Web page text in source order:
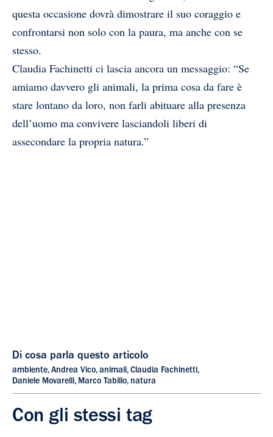
questa occasione dovrà dimostrare il suo coraggio e
confrontarsi non solo con la paura, ma anche con se
stesso.
Claudia Fachinetti ci lascia ancora un messaggio: “Se
amiamo davvero gli animali, la prima cosa da fare è
stare lontano da loro, non farli abituare alla presenza
dell’uomo ma convivere lasciandoli liberi di
assecondare la propria natura.”
Di cosa parla questo articolo
ambiente, Andrea Vico, animali, Claudia Fachinetti,
Daniele Movarelli, Marco Tabilio, natura
Con gli stessi tag